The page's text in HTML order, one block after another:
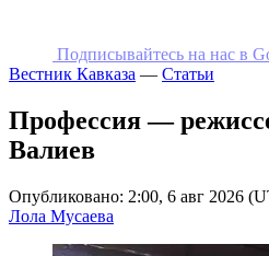
Подписывайтесь на наc в
Вестник Кавказа — Статьи
Профессия —
Валиев
Опубликовано: 2:00, 6 авг 2026
Лола Мусаева